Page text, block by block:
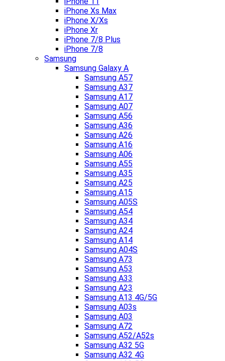
iPhone Xs Max
iPhone X/Xs
iPhone Xr
iPhone 7/8 Plus
iPhone 7/8
Samsung
Samsung Galaxy A
Samsung A57
Samsung A37
Samsung A17
Samsung A07
Samsung A56
Samsung A36
Samsung A26
Samsung A16
Samsung A06
Samsung A55
Samsung A35
Samsung A25
Samsung A15
Samsung A05S
Samsung A54
Samsung A34
Samsung A24
Samsung A14
Samsung A04S
Samsung A73
Samsung A53
Samsung A33
Samsung A23
Samsung A13 4G/5G
Samsung A03s
Samsung A03
Samsung A72
Samsung A52/A52s
Samsung A32 5G
Samsung A32 4G